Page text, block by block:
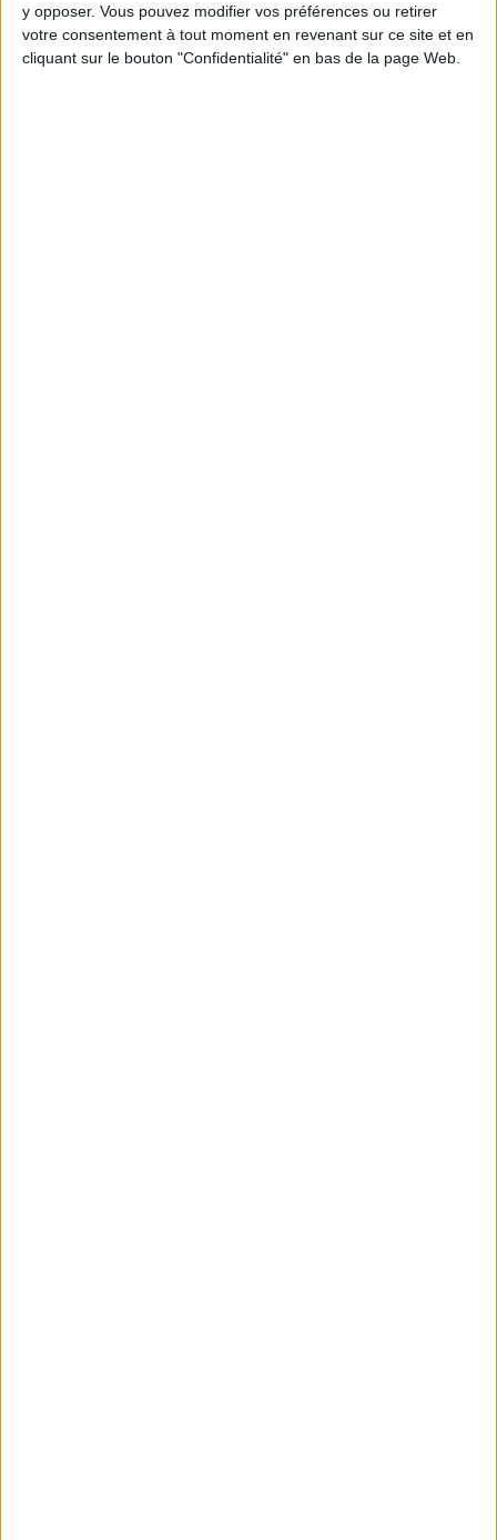
y opposer. Vous pouvez modifier vos préférences ou retirer
votre consentement à tout moment en revenant sur ce site et en
cliquant sur le bouton "Confidentialité" en bas de la page Web.